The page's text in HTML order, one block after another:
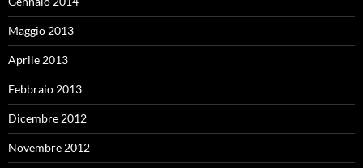
Maggio 2013
Aprile 2013
Febbraio 2013
Dicembre 2012
Novembre 2012